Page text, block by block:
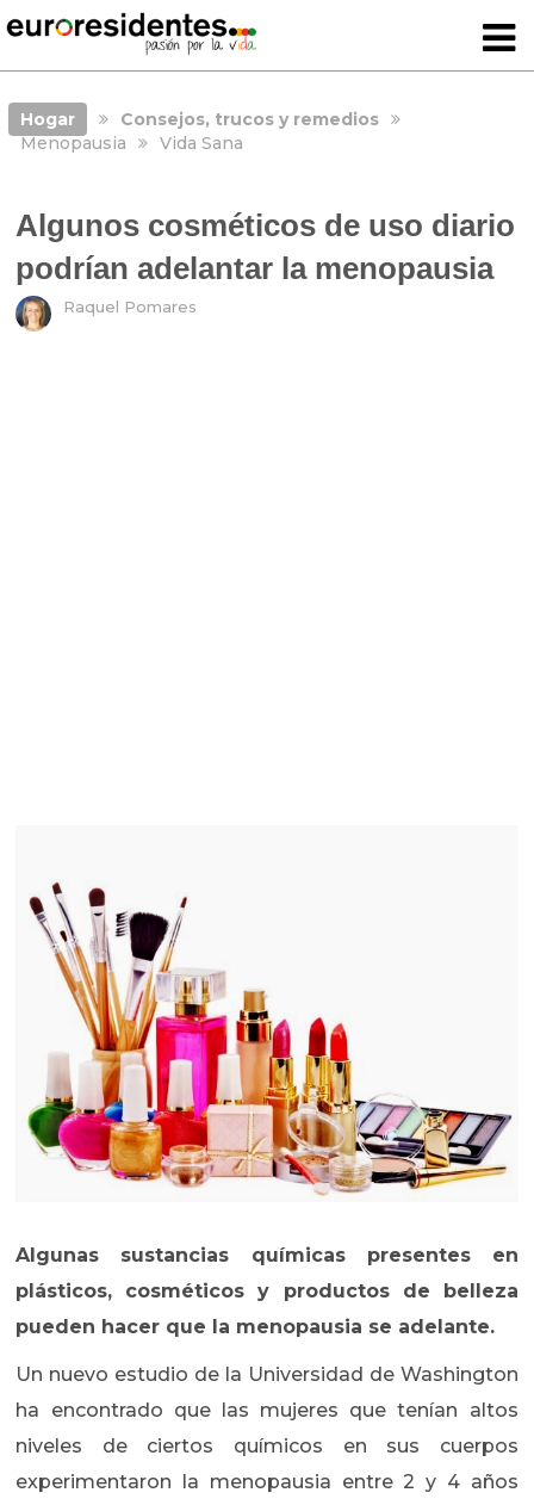
Hogar
Consejos, trucos y remedios
Menopausia
Vida Sana
Algunos cosméticos de uso diario
podrían adelantar la menopausia
Raquel Pomares
Algunas sustancias químicas presentes en
plásticos, cosméticos y productos de belleza
pueden hacer que la menopausia se adelante.
Un nuevo estudio de la Universidad de Washington
ha encontrado que las mujeres que tenían altos
niveles de ciertos químicos en sus cuerpos
experimentaron la menopausia entre 2 y 4 años